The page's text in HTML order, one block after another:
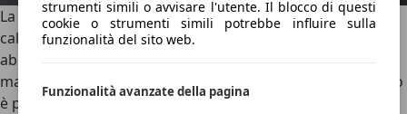
strumenti simili o avvisare l'utente. Il blocco di questi
cookie o strumenti simili potrebbe influire sulla
funzionalità del sito web.
Funzionalità avanzate della pagina
La tenuta di strada è sempre sicura, grazie al telaio ben
calibrato e albaricentro basso
. Le sospensioni sono
abbastanza rigide, specialmente con i cerchi da 18 pollici,
ma il comfort non è mai sacrificato del tutto. Il
servosterzo
è preciso, anche se non particolarmente comunicativo. In